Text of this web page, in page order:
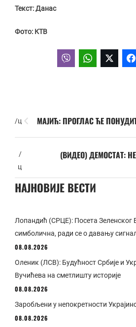
Текст: Данас
Фото: КТВ
/ц МАЈИЋ: ПРОГЛАС ЋЕ
/
ц
(ВИДЕО) ДЕМОСТАТ:
НАЈНОВИЈЕ ВЕСТИ
Лопандић (СРЦЕ): Посета Зеленског
симболична, ради се о давању
08.08.2026
Оленик (ЛСВ): Будућност Србије и
Вучићева на сметлишту историје
08.08.2026
Заробљени у непокретности
08.08.2026